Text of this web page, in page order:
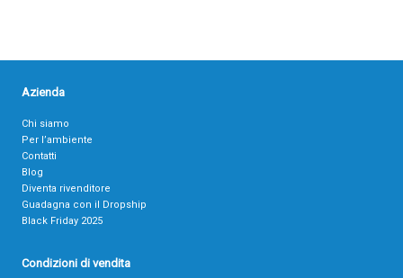
Azienda
Chi siamo
Per l’ambiente
Contatti
Blog
Diventa rivenditore
Guadagna con il Dropship
Black Friday 2025
Condizioni di vendita